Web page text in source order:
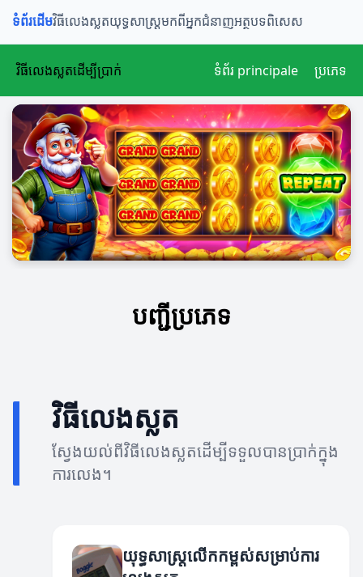
ទំព័រដើមវិធីលេងស្លតយុទ្ធសាស្ត្រមកពីអ្នកជំនាញអត្ថបទពិសេស
វិធីលេងស្លតដើម្បីប្រាក់ ទំព័រ principale ប្រភេទ
បញ្ជីប្រភេទ
វិធីលេងស្លត
ស្វែងយល់ពីវិធីលេងស្លតដើម្បីទទួលបានប្រាក់ក្នុង
ការលេង។
យុទ្ធសាស្ត្រលើកកម្ពស់សម្រាប់ការ